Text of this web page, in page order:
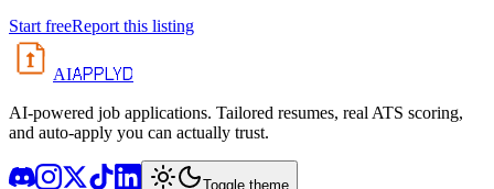
Start freeReport this listing
AIAPPLYD
AI-powered job applications. Tailored resumes, real ATS scoring,
and auto-apply you can actually trust.
Toggle theme